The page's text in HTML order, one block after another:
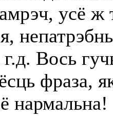
усё ж
Вось
фраза,
нармальна!